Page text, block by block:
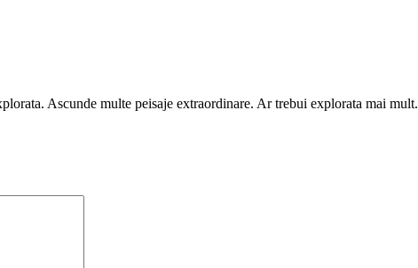
Ascunde multe peisaje extraordinare. Ar trebui explorata mai mult.